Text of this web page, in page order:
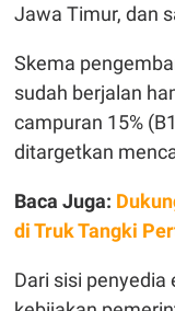
Jawa Timur, dan
Skema
sudah berjalan
campuran 15%
ditargetkan
Baca Juga:
di Truk Tangki
Dari sisi